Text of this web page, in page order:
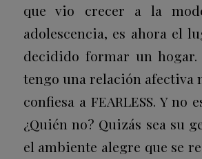
que vio crecer a la
adolescencia, es ahora el
decidido formar un hogar.
tengo una relación afectiva
confiesa a FEARLESS. Y no
¿Quién no? Quizás sea su
el ambiente alegre que se